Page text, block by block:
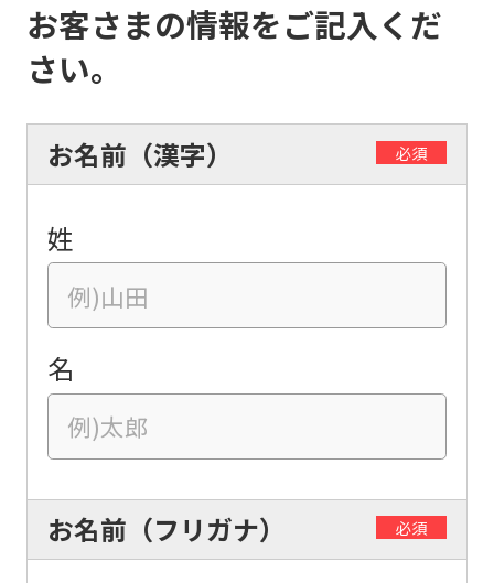
お客さまの情報をご記入くだ
さい。
お名前（漢字） 必須
姓
名
お名前（フリガナ） 必須